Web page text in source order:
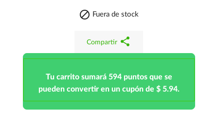
 Fuera de stock
Compartir share
Tu carrito sumará 594 puntos que se
pueden convertir en un cupón de $ 5.94.